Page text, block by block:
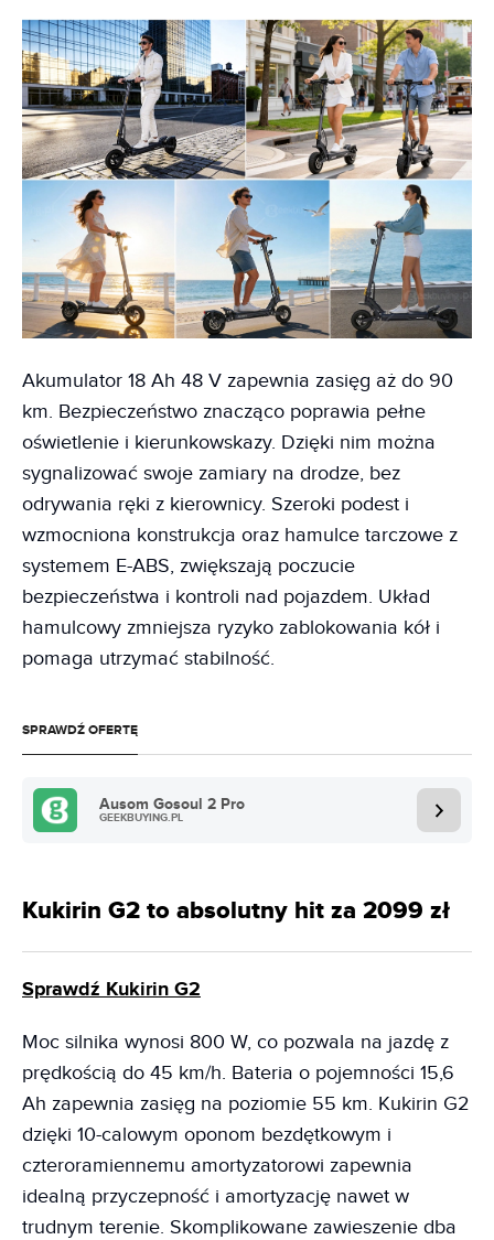
Akumulator 18 Ah 48 V zapewnia zasięg aż do 90
km. Bezpieczeństwo znacząco poprawia pełne
oświetlenie i kierunkowskazy. Dzięki nim można
sygnalizować swoje zamiary na drodze, bez
odrywania ręki z kierownicy. Szeroki podest i
wzmocniona konstrukcja oraz hamulce tarczowe z
systemem E-ABS, zwiększają poczucie
bezpieczeństwa i kontroli nad pojazdem. Układ
hamulcowy zmniejsza ryzyko zablokowania kół i
pomaga utrzymać stabilność.
SPRAWDŹ OFERTĘ
Ausom Gosoul 2 Pro
GEEKBUYING.PL
Kukirin G2 to absolutny hit za 2099 zł
Sprawdź Kukirin G2
Moc silnika wynosi 800 W, co pozwala na jazdę z
prędkością do 45 km/h. Bateria o pojemności 15,6
Ah zapewnia zasięg na poziomie 55 km. Kukirin G2
dzięki 10-calowym oponom bezdętkowym i
czteroramiennemu amortyzatorowi zapewnia
idealną przyczepność i amortyzację nawet w
trudnym terenie. Skomplikowane zawieszenie dba